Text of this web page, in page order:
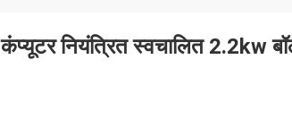
कंप्यूटर नियंत्रित स्वचालित 2.2kw